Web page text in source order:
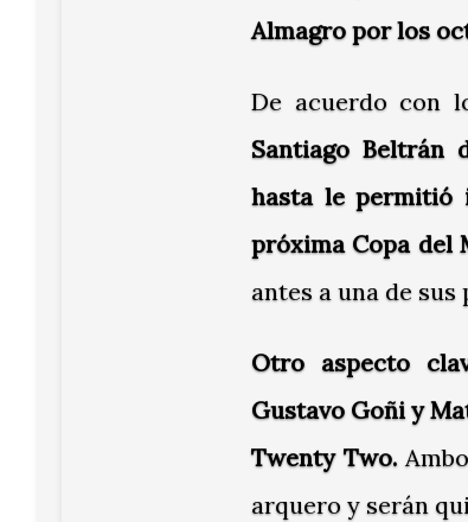
Almagro por los
De acuerdo con
Santiago Beltrán
hasta le
próxima Copa del
antes a una de
Otro aspecto
Gustavo Goñi y
Twenty Two.
arquero y serán